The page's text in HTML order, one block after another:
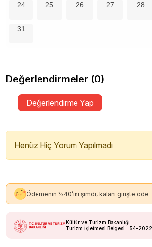
24 25 26 27 28
31
Değerlendirmeler (0)
Değerlendirme Yap
Henüz Hiç Yorum Yapılmadı
Ödemenin %40’ini şimdi, kalanı girişte öde
Kültür ve Turizm Bakanlığı
Turizm İşletmesi Belgesi : 54-2022